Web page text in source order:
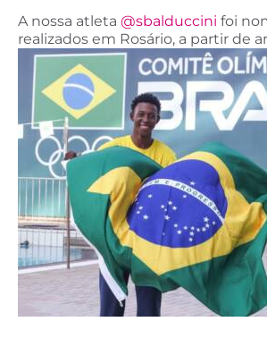
A nossa atleta @sbalduccini foi
realizados em Rosário, a partir de